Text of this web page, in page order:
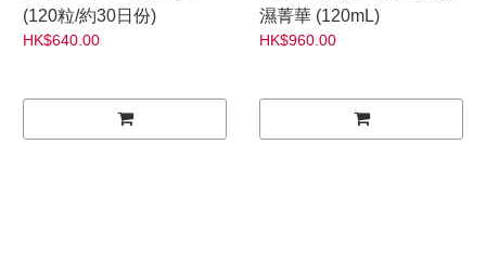
(120粒/約30日份)
HK$640.00
濕菁華 (120mL)
HK$960.00